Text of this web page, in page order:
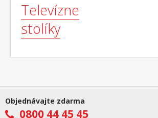
Televízne
stolíky
Objednávajte zdarma
0800 44 45 45